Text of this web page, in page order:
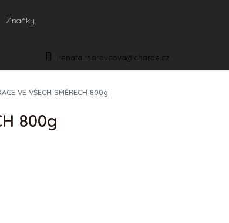
renata.moravcova@charde.cz
Značky
VE VŠECH SMĚRECH 800g
800g